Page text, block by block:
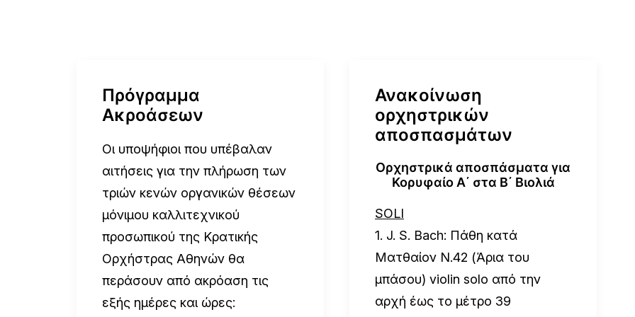
Πρόγραμμα
Ακροάσεων
Οι υποψήφιοι που υπέβαλαν
αιτήσεις για την πλήρωση των
τριών κενών οργανικών θέσεων
μόνιμου καλλιτεχνικού
προσωπικού της Κρατικής
Ορχήστρας Αθηνών θα
περάσουν από ακρόαση τις
εξής ημέρες και ώρες:
Ανακοίνωση
ορχηστρικών
αποσπασμάτων
Ορχηστρικά αποσπάσματα για
Κορυφαίο Α΄ στα Β΄ Βιολιά
SOLI
1. J. S. Bach: Πάθη κατά
Ματθαίον N.42 (Άρια του
μπάσου) violin solo από την
αρχή έως το μέτρο 39